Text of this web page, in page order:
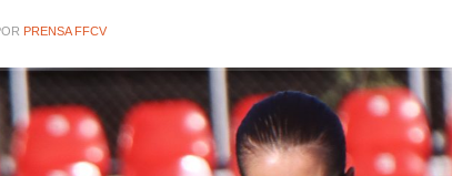
PRENSA FFCV